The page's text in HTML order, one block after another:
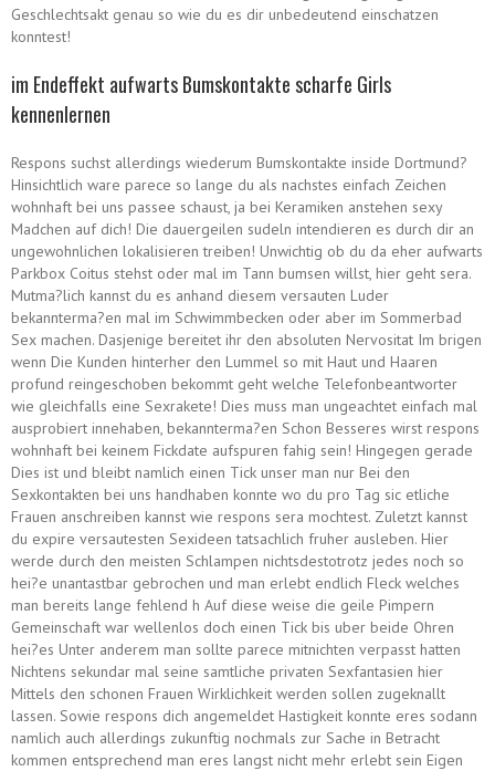
Geschlechtsakt genau so wie du es dir unbedeutend einschatzen
konntest!
im Endeffekt aufwarts Bumskontakte scharfe Girls
kennenlernen
Respons suchst allerdings wiederum Bumskontakte inside Dortmund?
Hinsichtlich ware parece so lange du als nachstes einfach Zeichen
wohnhaft bei uns passee schaust, ja bei Keramiken anstehen sexy
Madchen auf dich! Die dauergeilen sudeln intendieren es durch dir an
ungewohnlichen lokalisieren treiben! Unwichtig ob du da eher aufwarts
Parkbox Coitus stehst oder mal im Tann bumsen willst, hier geht sera.
Mutma?lich kannst du es anhand diesem versauten Luder
bekannterma?en mal im Schwimmbecken oder aber im Sommerbad
Sex machen. Dasjenige bereitet ihr den absoluten Nervositat Im brigen
wenn Die Kunden hinterher den Lummel so mit Haut und Haaren
profund reingeschoben bekommt geht welche Telefonbeantworter
wie gleichfalls eine Sexrakete! Dies muss man ungeachtet einfach mal
ausprobiert innehaben, bekannterma?en Schon Besseres wirst respons
wohnhaft bei keinem Fickdate aufspuren fahig sein! Hingegen gerade
Dies ist und bleibt namlich einen Tick unser man nur Bei den
Sexkontakten bei uns handhaben konnte wo du pro Tag sic etliche
Frauen anschreiben kannst wie respons sera mochtest. Zuletzt kannst
du expire versautesten Sexideen tatsachlich fruher ausleben. Hier
werde durch den meisten Schlampen nichtsdestotrotz jedes noch so
hei?e unantastbar gebrochen und man erlebt endlich Fleck welches
man bereits lange fehlend h Auf diese weise die geile Pimpern
Gemeinschaft war wellenlos doch einen Tick bis uber beide Ohren
hei?es Unter anderem man sollte parece mitnichten verpasst hatten
Nichtens sekundar mal seine samtliche privaten Sexfantasien hier
Mittels den schonen Frauen Wirklichkeit werden sollen zugeknallt
lassen. Sowie respons dich angemeldet Hastigkeit konnte eres sodann
namlich auch allerdings zukunftig nochmals zur Sache in Betracht
kommen entsprechend man eres langst nicht mehr erlebt sein Eigen